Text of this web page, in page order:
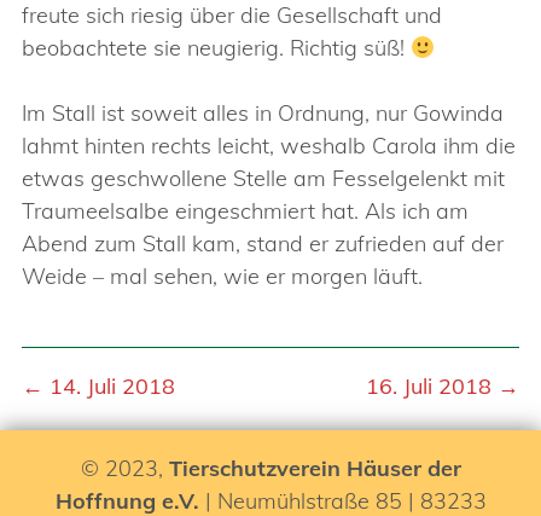
freute sich riesig über die Gesellschaft und
beobachtete sie neugierig. Richtig süß!
Im Stall ist soweit alles in Ordnung, nur Gowinda
lahmt hinten rechts leicht, weshalb Carola ihm die
etwas geschwollene Stelle am Fesselgelenkt mit
Traumeelsalbe eingeschmiert hat. Als ich am
Abend zum Stall kam, stand er zufrieden auf der
Weide – mal sehen, wie er morgen läuft.
← 14. Juli 2018 16. Juli 2018 →
© 2023, Tierschutzverein Häuser der
Hoffnung e.V. | Neumühlstraße 85 | 83233